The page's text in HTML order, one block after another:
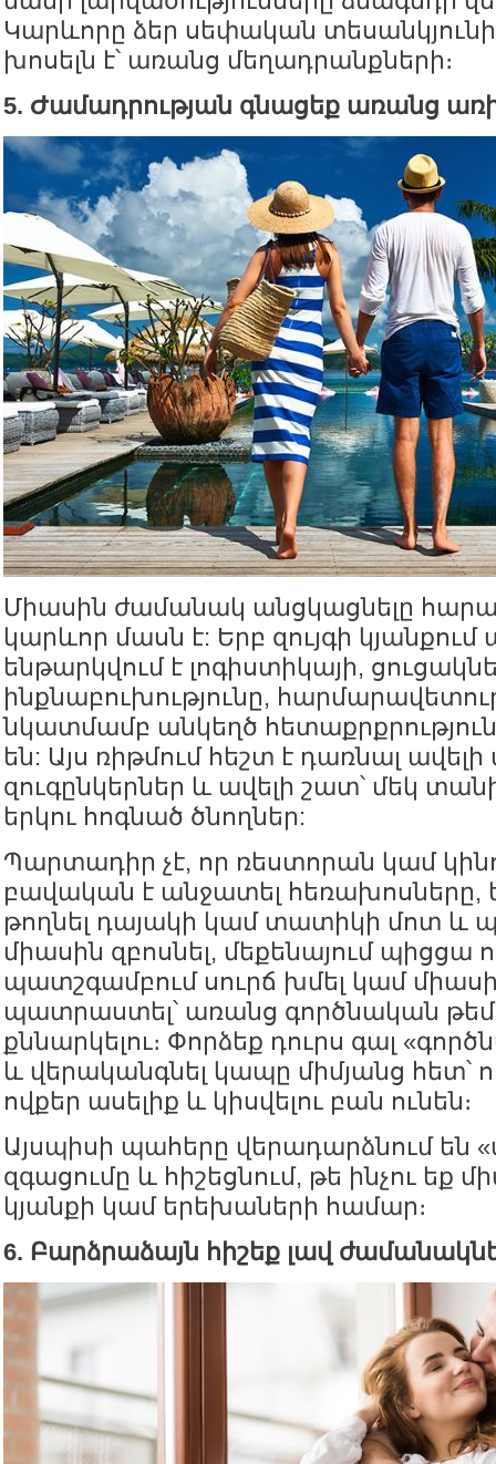
Կարևորը ձեր սեփական
խոսելն է՝ առանց մեղադրանքների։
5. Ժամադրության գնացեք առանց
Միասին ժամանակ անցկացնելը
կարևոր մասն է: Երբ զույգի կյանքում
ենթարկվում է լոգիստիկայի,
ինքնաբուխությունը,
նկատմամբ անկեղծ
են: Այս ռիթմում հեշտ է դառնալ
զուգընկերներ և ավելի շատ՝ մեկ
երկու հոգնած ծնողներ:
Պարտադիր չէ, որ ռեստորան կամ
բավական է անջատել հեռախոսները,
թողնել դայակի կամ տատիկի մոտ և
միասին զբոսնել, մեքենայում պիցցա
պատշգամբում սուրճ խմել կամ
պատրաստել՝ առանց գործնական
քննարկելու։ Փորձեք դուրս գալ
և վերականգնել կապը միմյանց հետ՝
ովքեր ասելիք և կիսվելու բան ունեն։
Այսպիսի պահերը վերադարձնում են
զգացումը և հիշեցնում, թե ինչու եք
կյանքի կամ երեխաների համար։
6. Բարձրաձայն հիշեք լավ